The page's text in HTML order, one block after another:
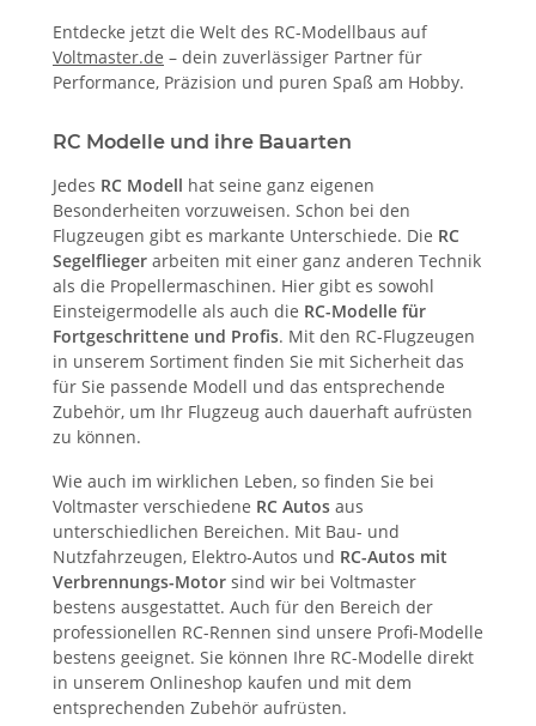
Entdecke jetzt die Welt des RC-Modellbaus auf
Voltmaster.de – dein zuverlässiger Partner für
Performance, Präzision und puren Spaß am Hobby.
RC Modelle und ihre Bauarten
Jedes RC Modell hat seine ganz eigenen
Besonderheiten vorzuweisen. Schon bei den
Flugzeugen gibt es markante Unterschiede. Die RC
Segelflieger arbeiten mit einer ganz anderen Technik
als die Propellermaschinen. Hier gibt es sowohl
Einsteigermodelle als auch die RC-Modelle für
Fortgeschrittene und Profis. Mit den RC-Flugzeugen
in unserem Sortiment finden Sie mit Sicherheit das
für Sie passende Modell und das entsprechende
Zubehör, um Ihr Flugzeug auch dauerhaft aufrüsten
zu können.
Wie auch im wirklichen Leben, so finden Sie bei
Voltmaster verschiedene RC Autos aus
unterschiedlichen Bereichen. Mit Bau- und
Nutzfahrzeugen, Elektro-Autos und RC-Autos mit
Verbrennungs-Motor sind wir bei Voltmaster
bestens ausgestattet. Auch für den Bereich der
professionellen RC-Rennen sind unsere Profi-Modelle
bestens geeignet. Sie können Ihre RC-Modelle direkt
in unserem Onlineshop kaufen und mit dem
entsprechenden Zubehör aufrüsten.